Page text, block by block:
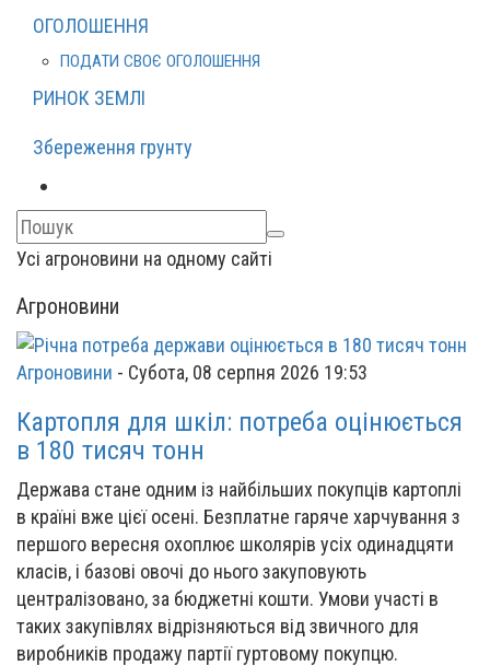
ОГОЛОШЕННЯ
ПОДАТИ СВОЄ ОГОЛОШЕННЯ
РИНОК ЗЕМЛІ
Збереження грунту
Усі агроновини на одному сайті
Агроновини
Агроновини - Субота, 08 серпня 2026 19:53
Картопля для шкіл: потреба оцінюється
в 180 тисяч тонн
Держава стане одним із найбільших покупців картоплі
в країні вже цієї осені. Безплатне гаряче харчування з
першого вересня охоплює школярів усіх одинадцяти
класів, і базові овочі до нього закуповують
централізовано, за бюджетні кошти. Умови участі в
таких закупівлях відрізняються від звичного для
виробників продажу партії гуртовому покупцю.